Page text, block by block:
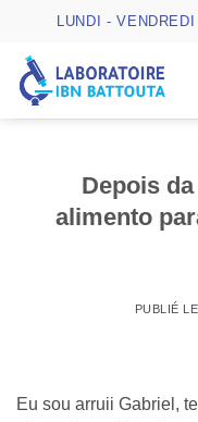
contenu
LUNDI -
Depois
alimento
PUBLIÉ
Eu sou arruii Gabriel,